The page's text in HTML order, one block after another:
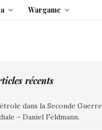
Wargame
récents
dans la Seconde Guerre
– Daniel Feldmann.